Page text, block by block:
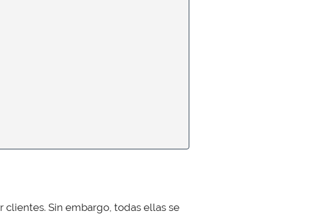
Sin embargo, todas ellas se